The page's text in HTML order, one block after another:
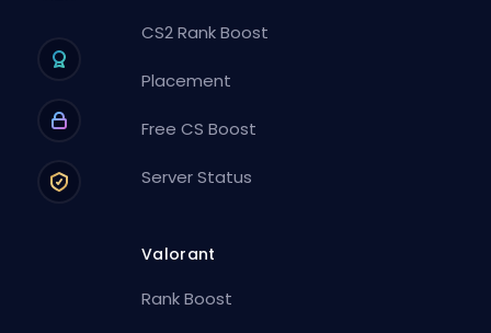
CS2 Rank Boost
Placement
Free CS Boost
Server Status
Valorant
Rank Boost